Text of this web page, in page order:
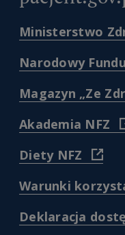
Ministerstwo
Narodowy
Magazyn „Ze
Akademia NFZ
Diety NFZ
(
Warunki
Deklaracja